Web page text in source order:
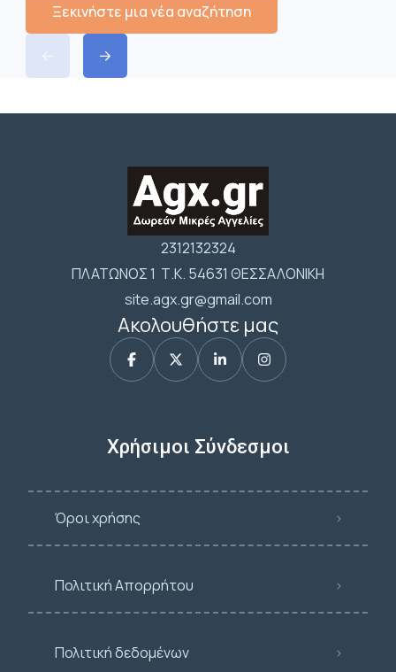
Ξεκινήστε μια νέα αναζήτηση
2312132324
ΠΛΑΤΩΝΟΣ 1 Τ.Κ. 54631 ΘΕΣΣΑΛΟΝΙΚΗ
site.agx.gr@gmail.com
Ακολουθήστε μας
Χρήσιμοι Σύνδεσμοι
Όροι χρήσης
Πολιτική Απορρήτου
Πολιτική δεδομένων